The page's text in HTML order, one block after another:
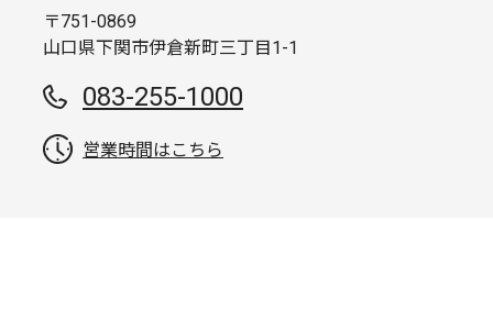
〒751-0869
山口県下関市伊倉新町三丁目1-1
083-255-1000
営業時間はこちら